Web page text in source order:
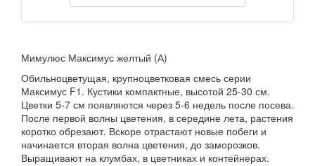
Мимулюс Максимус желтый (А)
Обильноцветущая, крупноцветковая смесь серии
Максимус F1. Кустики компактные, высотой 25-30 см.
Цветки 5-7 см появляются через 5-6 недель после посева.
После первой волны цветения, в середине лета, растения
коротко обрезают. Вскоре отрастают новые побеги и
начинается вторая волна цветения, до заморозков.
Выращивают на клумбах, в цветниках и контейнерах.